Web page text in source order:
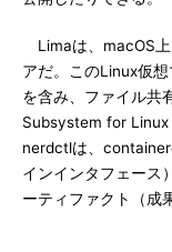
Limaは、macOS上
アだ。このLinux仮
を含み、ファイル共
Subsystem for Linux
nerdctlは、
インインタフェース
ーティファクト（成